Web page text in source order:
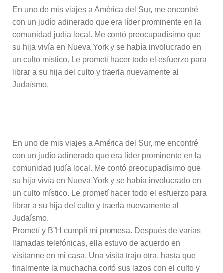
En uno de mis viajes a América del Sur, me encontré
con un judío adinerado que era líder prominente en la
comunidad judía local. Me contó preocupadísimo que
su hija vivía en Nueva York y se había involucrado en
un culto místico. Le prometí hacer todo el esfuerzo para
librar a su hija del culto y traerla nuevamente al
Judaísmo.
En uno de mis viajes a América del Sur, me encontré
con un judío adinerado que era líder prominente en la
comunidad judía local. Me contó preocupadísimo que
su hija vivía en Nueva York y se había involucrado en
un culto místico. Le prometí hacer todo el esfuerzo para
librar a su hija del culto y traerla nuevamente al
Judaísmo.
Prometí y B”H cumplí mi promesa. Después de varias
llamadas telefónicas, ella estuvo de acuerdo en
visitarme en mi casa. Una visita trajo otra, hasta que
finalmente la muchacha cortó sus lazos con el culto y